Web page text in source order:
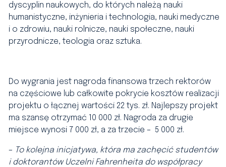
dyscyplin naukowych, do których należą nauki
humanistyczne, inżynieria i technologia, nauki medyczne
i o zdrowiu, nauki rolnicze, nauki społeczne, nauki
przyrodnicze, teologia oraz sztuka.
Do wygrania jest nagroda finansowa trzech rektorów
na częściowe lub całkowite pokrycie kosztów realizacji
projektu o łącznej wartości 22 tys. zł. Najlepszy projekt
ma szansę otrzymać 10 000 zł. Nagroda za drugie
miejsce wynosi 7 000 zł, a za trzecie– 5 000 zł.
– To kolejna inicjatywa, która ma zachęcić studentów
i doktorantów Uczelni Fahrenheita do współpracy